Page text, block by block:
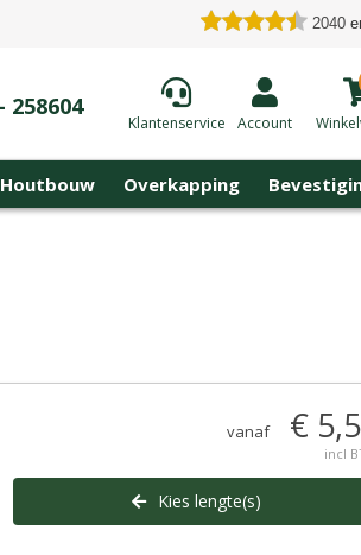
2040
258604
Klantenservice Account
Houtbouw Overkapping
vanaf €
incl
Kies lengte(s)